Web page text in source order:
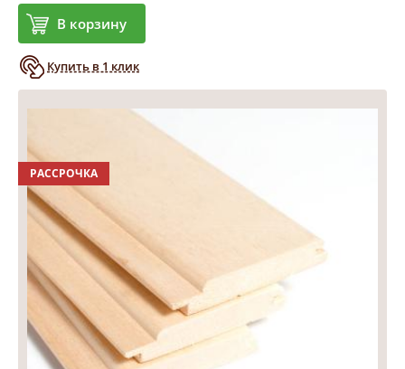
В корзину
Купить в 1 клик
РАССРОЧКА